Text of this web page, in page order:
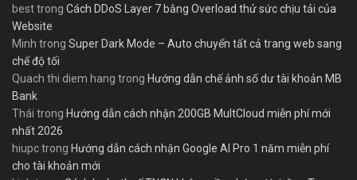
besttrong Cách DDoS Layer 7 bằng Overload thử sức chịu tải của
Website
Minh trong Super Dark Mode – Auto chuyển tất cả trang web sang
chế độ tối
Quach thi diem hang trong Hướng dẫn chế ảnh số dư tài khoản MB
Bank
Thái trong Hướng dẫn cách nhận 200GB MultCloud miễn phí mới
nhất 2026
hiupctrong Hướng dẫn cách nhận Google AI Pro 1 năm miễn phí
cho tài khoản mới